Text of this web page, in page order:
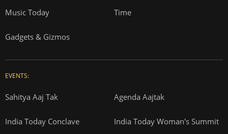
Music Today Time
Gadgets & Gizmos
EVENTS:
Sahitya Aaj Tak Agenda Aajtak
India Today Conclave India Today Woman's Summit